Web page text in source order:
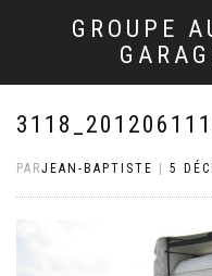
GROUPE
PARJEAN-BAPTISTE 5